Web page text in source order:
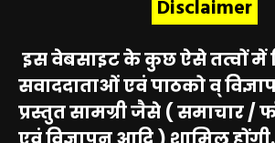
Disclaimer
इस वेबसाइट के कुछ ऐसे तत्वों में
सवाददाताओं एवं पाठको व्
प्रस्तुत सामग्री जैसे ( समाचार /